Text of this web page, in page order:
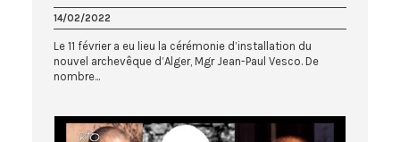
14/02/2022
Le 11 février a eu lieu la cérémonie d’installation du
nouvel archevêque d’Alger, Mgr Jean-Paul Vesco. De
nombre...